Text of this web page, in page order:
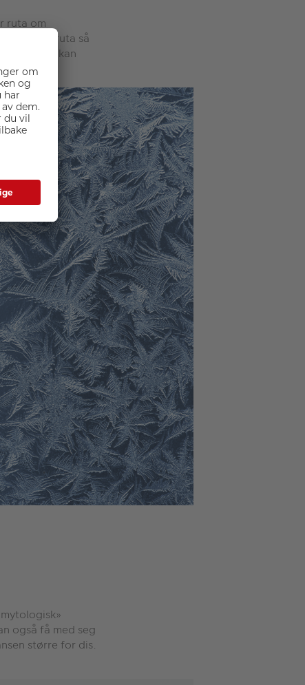
ruta om
kjøkkenruta så
kan
også få med seg
større for dis.